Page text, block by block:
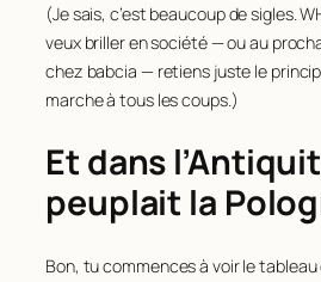
(Je sais, c’est beaucoup de sigles.
veux briller en société — ou au
chez babcia — retiens juste le
marche à tous les coups.)
Et dans
peuplait la
Bon, tu commences à voir le